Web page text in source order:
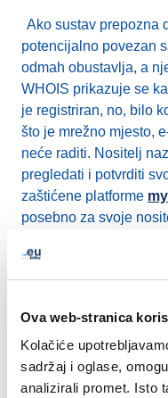
Ova web-stranica
Kolačiće
sadržaj i oglase,
analizirali promet. Isto
Ako sustav prepozna
potencijalno povezan
odmah obustavlja, a
WHOIS prikazuje se
je registriran, no, bilo
što je mrežno mjesto,
neće raditi. Nositelj
pregledati i potvrditi
zaštićene platforme
posebno za svoje
provjere
podaci ne potvrde
registraciju prema
Da biste saznali više
znanstvene publikacije